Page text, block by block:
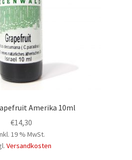
Amerika 10ml
€14,30
19 % MwSt.
Versandkosten